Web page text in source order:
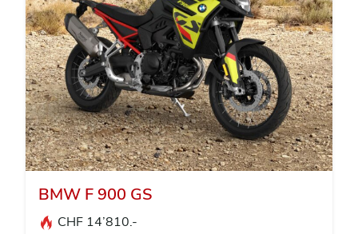
BMW F 900 GS
CHF 14’810.-